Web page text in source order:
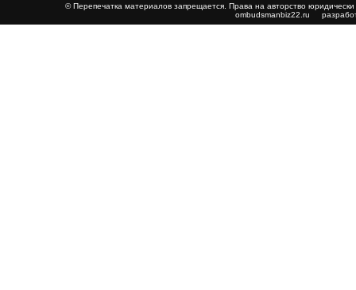
© Перепечатка материалов запрещается. Права на авторство
ombudsmanbiz22.ru